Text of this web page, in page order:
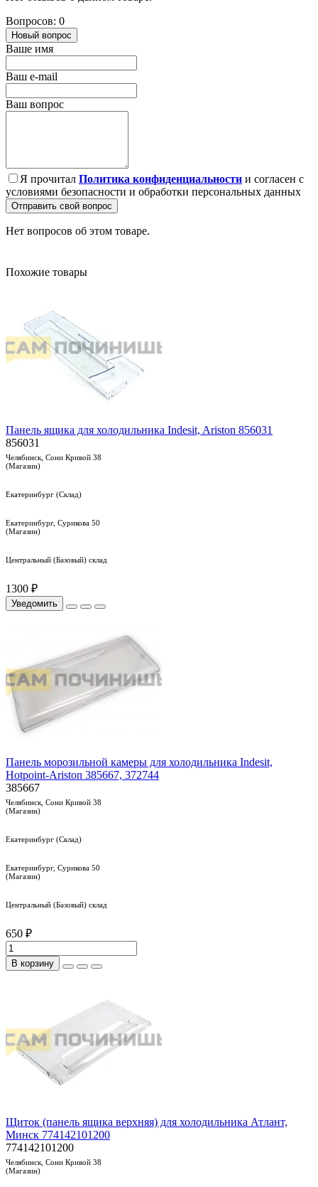
Вопросов: 0
Новый вопрос
Ваше имя
Ваш e-mail
Ваш вопрос
Я прочитал Политика конфиденциальности и согласен с
условиями безопасности и обработки персональных данных
Отправить свой вопрос
Нет вопросов об этом товаре.
Похожие товары
Панель ящика для холодильника Indesit, Ariston 856031
856031
Челябинск, Сони Кривой 38
(Магазин)
Екатеринбург (Склад)
Екатеринбург, Сурикова 50
(Магазин)
Центральный (Базовый) склад
1300 ₽
Уведомить
Панель морозильной камеры для холодильника Indesit,
Hotpoint-Ariston 385667, 372744
385667
Челябинск, Сони Кривой 38
(Магазин)
Екатеринбург (Склад)
Екатеринбург, Сурикова 50
(Магазин)
Центральный (Базовый) склад
650 ₽
В корзину
Щиток (панель ящика верхняя) для холодильника Атлант,
Минск 774142101200
774142101200
Челябинск, Сони Кривой 38
(Магазин)